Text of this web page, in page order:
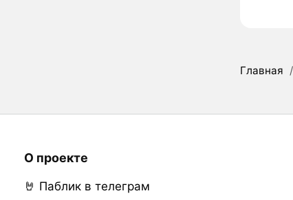
Главная /
О проекте
🤘 Паблик в телеграм